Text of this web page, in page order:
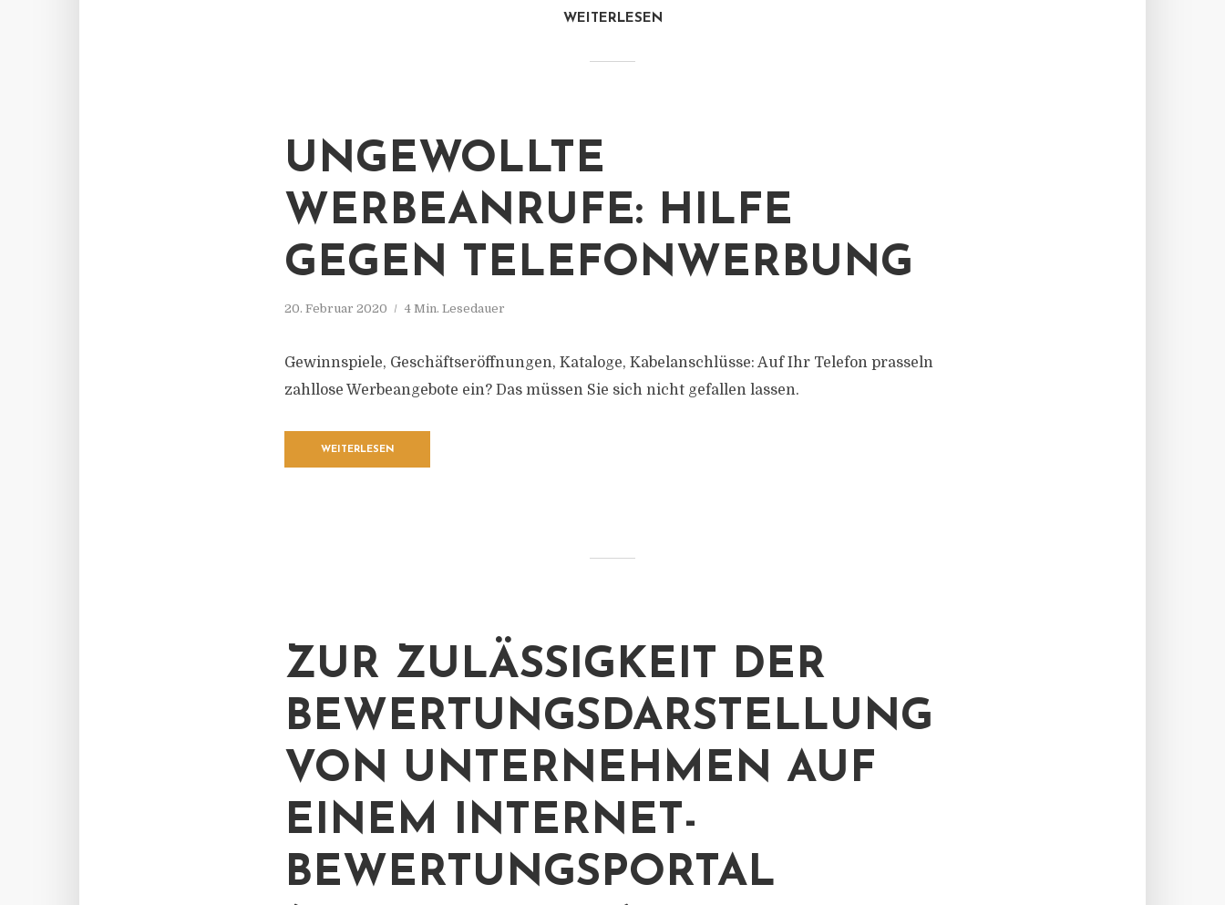
WEITERLESEN
UNGEWOLLTE
WERBEANRUFE: HILFE
GEGEN TELEFONWERBUNG
20. Februar 2020 4 Min. Lesedauer
Gewinnspiele, Geschäftseröffnungen, Kataloge, Kabelanschlüsse: Auf Ihr Telefon prasseln
zahllose Werbeangebote ein? Das müssen Sie sich nicht gefallen lassen.
WEITERLESEN
ZUR ZULÄSSIGKEIT DER
BEWERTUNGSDARSTELLUNG
VON UNTERNEHMEN AUF
EINEM INTERNET-
BEWERTUNGSPORTAL